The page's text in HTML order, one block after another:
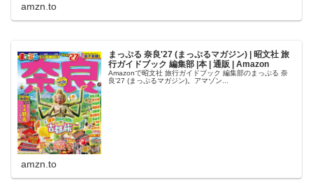
amzn.to
まっぷる 奈良'27 (まっぷるマガジン) | 昭文社 旅
行ガイドブック 編集部 |本 | 通販 | Amazon
Amazonで昭文社 旅行ガイドブック 編集部のまっぷる 奈
良'27 (まっぷるマガジン)。アマゾン...
amzn.to